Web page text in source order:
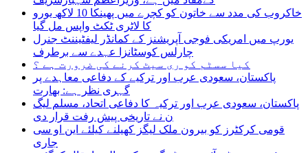
خاکروب کی مدد سے خاتون کو کچرے میں پھینکا 10 لاکھ یورو
کا لاٹری ٹکٹ واپس مل گیا
یورپ میں امریکی فوجی آپریشنز کے کمانڈر لیفٹیننٹ جنرل
چارلس کوسٹانزا عہدے سے برطرف
کیا سسٹم کو ری سیٹ کرنے کی ضرورت ہے ؟
پاکستان، سعودی عرب اور ترکیے کے دفاعی معاہدے پر
گہری نظر ہے: بھارت
پاکستان، سعودی عرب اور ترکیہ کا دفاعی اتحاد، مسلم لیگ
ن نے تاریخی پیش رفت قرار دی
قومی کرکٹرز کو بیرون ملک لیگز کھیلنے کیلئے این او سی
جاری